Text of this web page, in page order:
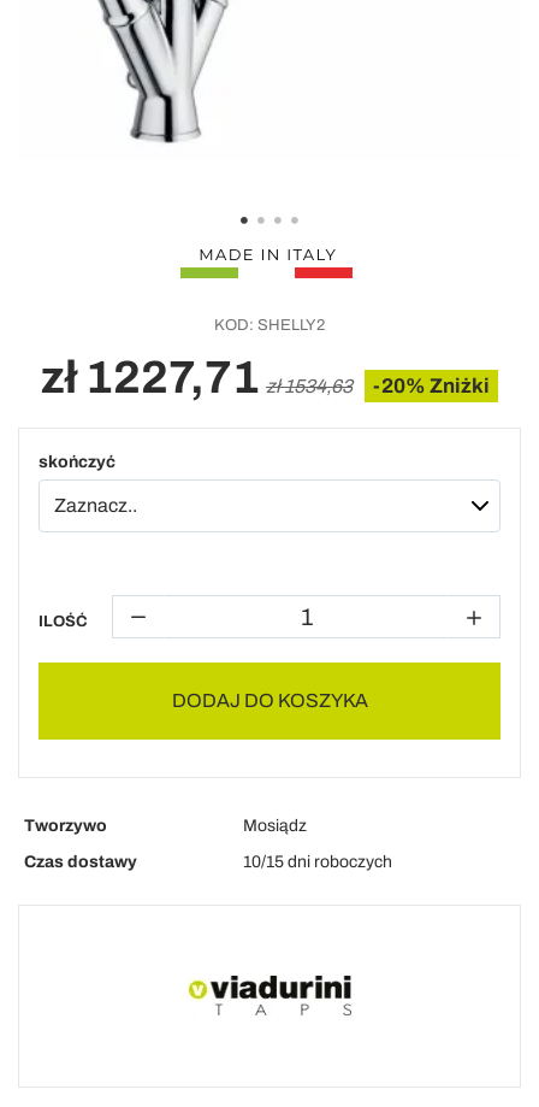
KOD: SHELLY2
zł 1227,71 zł 1534,63 -20% Zniżki
skończyć
ILOŚĆ
DODAJ DO KOSZYKA
Tworzywo
Mosiądz
Czas dostawy
10/15 dni roboczych